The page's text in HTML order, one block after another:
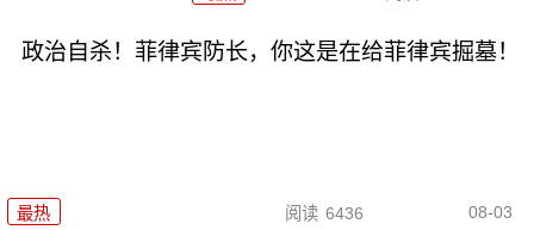
政治自杀！菲律宾防长，你这是在给菲律宾掘墓！
最热 阅读 6436 08-03